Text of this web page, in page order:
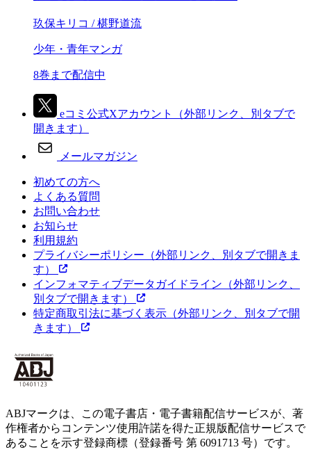
玖保キリコ / 椹野道流
少年・青年マンガ
8巻まで配信中
eコミ公式Xアカウント
（外部リンク、別タブで
開きます）
メールマガジン
初めての方へ
よくある質問
お問い合わせ
お知らせ
利用規約
プライバシーポリシー （外部リンク、別タブで開きま
す）
インフォマティブデータガイドライン （外部リンク、
別タブで開きます）
特定商取引法に基づく表示 （外部リンク、別タブで開
きます）
ABJマークは、この電子書店・電子書籍配信サービスが、著
作権者からコンテンツ使用許諾を得た正規版配信サービスで
あることを示す登録商標（登録番号 第 6091713 号）です。